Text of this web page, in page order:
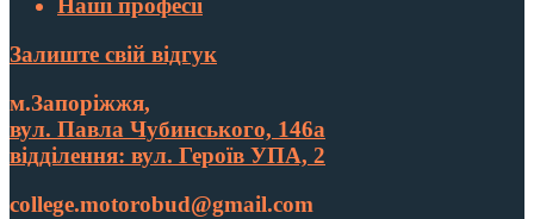
Наші професії
Залиште свій відгук
м.Запоріжжя,
вул. Павла Чубинського, 146а
відділення: вул. Героїв УПА, 2
college.motorobud@gmail.com